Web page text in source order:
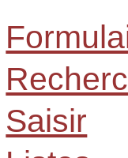
Saisir